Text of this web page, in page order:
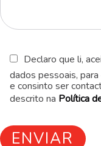
Declaro que li,
dados pessoais,
e consinto ser
descrito na Política